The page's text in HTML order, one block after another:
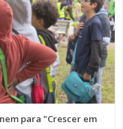
para "Crescer em